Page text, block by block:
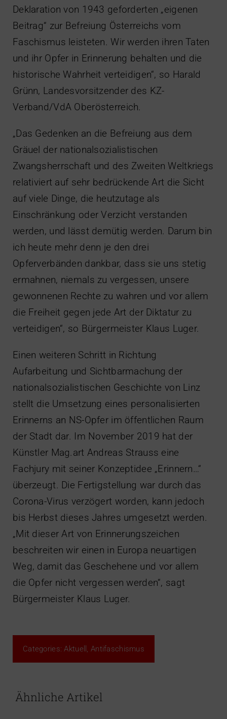
Deklaration von 1943 geforderten „eigenen
Beitrag“ zur Befreiung Österreichs vom
Faschismus leisteten. Wir werden ihren Taten
und ihr Opfer in Erinnerung behalten und die
historische Wahrheit verteidigen“, so Harald
Grünn, Landesvorsitzender des KZ-
Verband/VdA Oberösterreich.
„Das Gedenken an die Befreiung aus dem
Gräuel der nationalsozialistischen
Zwangsherrschaft und des Zweiten Weltkriegs
relativiert auf sehr bedrückende Art die Sicht
auf viele Dinge, die heutzutage als
Einschränkung oder Verzicht verstanden
werden, und lässt demütig werden. Darum bin
ich heute mehr denn je den drei
Opferverbänden dankbar, dass sie uns stetig
ermahnen, niemals zu vergessen, unsere
gewonnenen Rechte zu wahren und vor allem
die Freiheit gegen jede Art der Diktatur zu
verteidigen“, so Bürgermeister Klaus Luger.
Einen weiteren Schritt in Richtung
Aufarbeitung und Sichtbarmachung der
nationalsozialistischen Geschichte von Linz
stellt die Umsetzung eines personalisierten
Erinnerns an NS-Opfer im öffentlichen Raum
der Stadt dar. Im November 2019 hat der
Künstler Mag.art Andreas Strauss eine
Fachjury mit seiner Konzeptidee „Erinnern…“
überzeugt. Die Fertigstellung war durch das
Corona-Virus verzögert worden, kann jedoch
bis Herbst dieses Jahres umgesetzt werden.
„Mit dieser Art von Erinnerungszeichen
beschreiten wir einen in Europa neuartigen
Weg, damit das Geschehene und vor allem
die Opfer nicht vergessen werden“, sagt
Bürgermeister Klaus Luger.
Categories:Aktuell , Antifaschismus
Ähnliche Artikel